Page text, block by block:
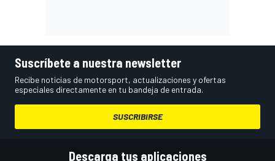
Suscríbete a nuestra newsletter
Recibe noticias de motorsport, actualizaciones y ofertas
especiales directamente en tu bandeja de entrada.
SUSCRIBIRSE
Descarga tus aplicaciones